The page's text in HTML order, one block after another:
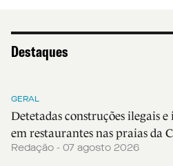
Destaques
GERAL
Detetadas construções ilegais
em restaurantes nas praias da
Redação - 07 agosto 2026